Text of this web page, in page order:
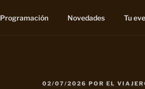
Programación Novedades Tu
PUBLICADO
02/07/2026 POR EL